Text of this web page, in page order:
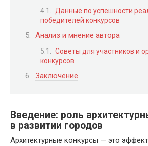
Данные по успешности
победителей конкурсов
Анализ и мнение автора
Советы для участников и
конкурсов
Заключение
Введение: роль
в развитии городов
Архитектурные конкурсы — это